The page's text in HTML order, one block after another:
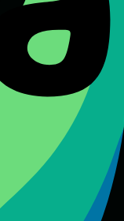
заңды мәнін
және